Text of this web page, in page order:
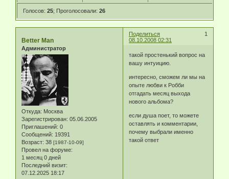
Голосов: 25; Проголосовали: 26
Поделиться
1
08.10.2008 02:31
Better Man
Администратор
Откуда: Москва
Зарегистрирован: 05.06.2005
Приглашений: 0
Сообщений: 19391
Возраст: 38 [1987-10-09]
Провел на форуме:
1 месяц 0 дней
Последний визит:
07.12.2025 18:17
такой простенький вопрос на
вашу интуицию.
интересно, сможем ли мы на
опыте любви к Робби
отгадать месяц выхода
нового альбома?
если душа поет, то можете
оставлять и комментарии,
почему выбрали именно
такой ответ